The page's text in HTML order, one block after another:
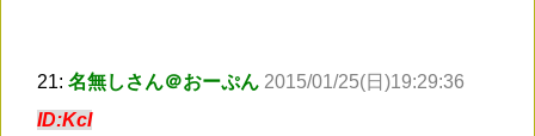
21: 名無しさん＠おーぷん 2015/01/25(日)19:29:36
ID:KcI